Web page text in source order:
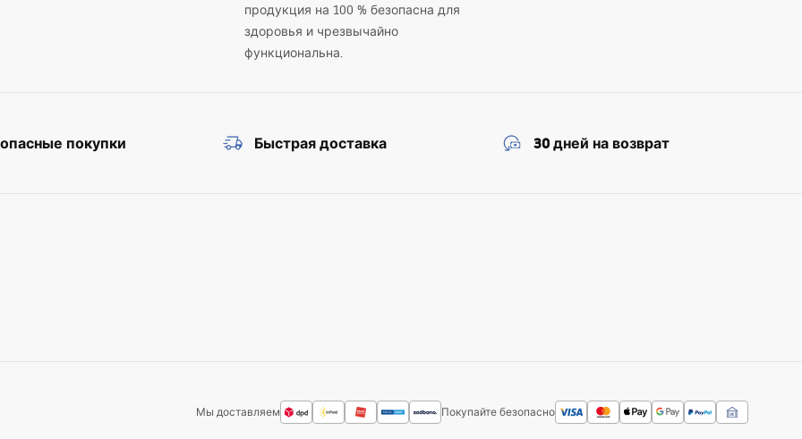
продукция на 100 % безопасна для
здоровья и чрезвычайно
функциональна.
покупки Быстрая доставка 30 дней на возврат
Мы доставляем Покупайте безопасно